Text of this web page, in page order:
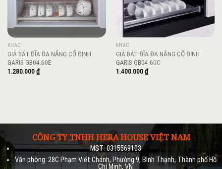
KHÁC
GIÁ BÁT ĐĨA ĐA NĂNG CỐ ĐỊNH
GARIS GB04.60E
1.280.000₫
KHÁC
GIÁ BÁT ĐĨA ĐA NĂNG CỐ ĐỊNH
GARIS GB04.60C
1.400.000₫
CÔNG TY TNHH HERA HOUSE VIỆT NAM
MST: 0315569103
Văn phòng: 28C Phạm Viết Chánh, Phường 9, Bình Thạnh, Thành phố Hồ
Chí Minh, VN